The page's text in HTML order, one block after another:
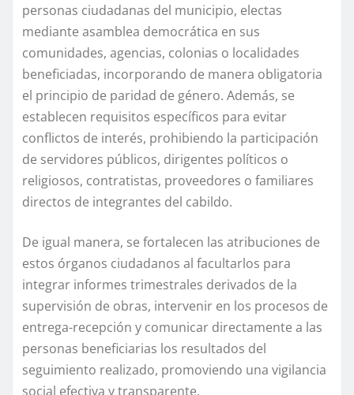
personas ciudadanas del municipio, electas
mediante asamblea democrática en sus
comunidades, agencias, colonias o localidades
beneficiadas, incorporando de manera obligatoria
el principio de paridad de género. Además, se
establecen requisitos específicos para evitar
conflictos de interés, prohibiendo la participación
de servidores públicos, dirigentes políticos o
religiosos, contratistas, proveedores o familiares
directos de integrantes del cabildo.
De igual manera, se fortalecen las atribuciones de
estos órganos ciudadanos al facultarlos para
integrar informes trimestrales derivados de la
supervisión de obras, intervenir en los procesos de
entrega-recepción y comunicar directamente a las
personas beneficiarias los resultados del
seguimiento realizado, promoviendo una vigilancia
social efectiva y transparente.